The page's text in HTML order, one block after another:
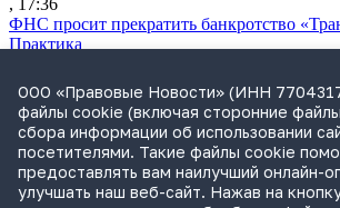
ФНС просит прекратить банкротство
Практика
Обвинение запросило для Лерчек
1,2 млрд руб.
Практика
, 15:36
Суд подтвердил право фермера на выкуп
сельхозучастка
Практика
ООО «Правовые Новости» (ИНН
файлы cookie (включая сторонние
сбора информации об использовании
посетителями. Такие файлы cookie
предоставлять вам наилучший онлайн-
улучшать наш веб-сайт. Нажав на